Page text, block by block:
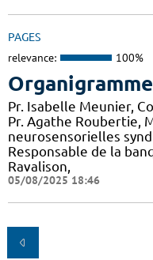
PAGES
relevance: 100%
Organigramme
Pr. Isabelle Meunier,
Pr. Agathe Roubertie,
neurosensorielles
Responsable de la
Ravalison,
05/08/2025 18:46